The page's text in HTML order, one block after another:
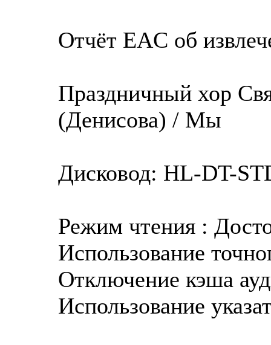
Отчёт EAC об
Праздничный хор
(Денисова) / Мы
Дисковод: HL-DT-
Режим чтения :
Использование
Отключение кэша
Использование